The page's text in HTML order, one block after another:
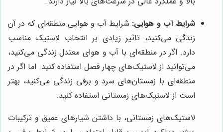
شرایط آب و هوایی: شرایط آب و هوایی منطقه‌ای که در آن
زندگی می‌کنید، تاثیر زیادی بر انتخاب لاستیک مناسب
دارد. اگر در منطقه‌ای با آب و هوای معتدل زندگی می‌کنید،
می‌توانید از لاستیک‌های چهار فصل استفاده کنید. اما اگر در
منطقه‌ای با زمستان‌های سرد و برفی زندگی می‌کنید، بهتر
است از لاستیک‌های زمستانی استفاده کنید.
لاستیک‌های زمستانی، با داشتن شیارهای عمیق و ترکیبات